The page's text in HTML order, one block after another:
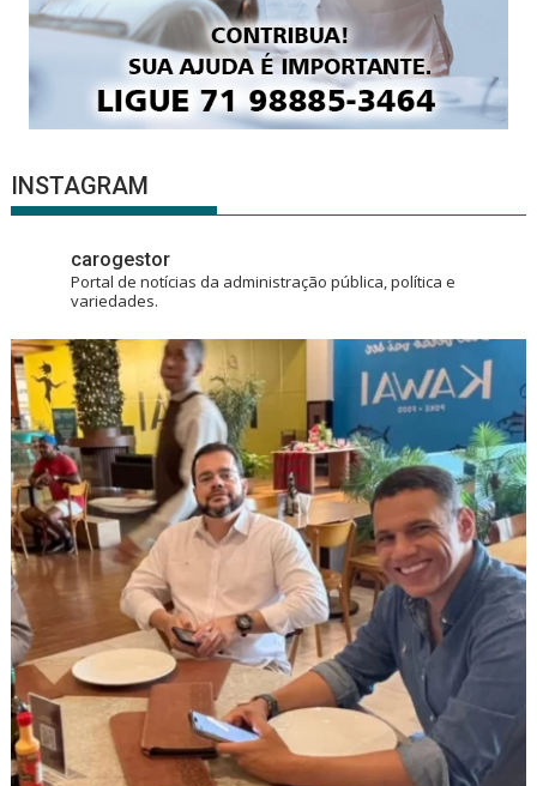
INSTAGRAM
carogestor
Portal de notícias da administração pública, política e
variedades.